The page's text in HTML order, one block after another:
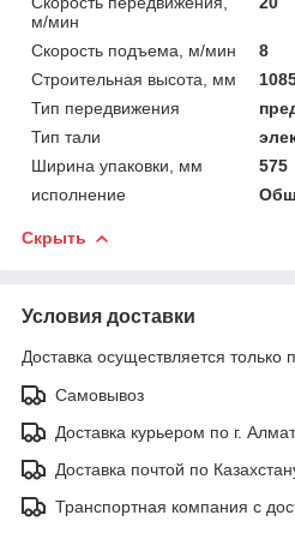
м/мин
Скорость подъема, м/мин
8
Строительная высота, мм
Тип передвижения
Тип тали
Ширина упаковки, мм
575
исполнение
Скрыть
Условия доставки
Доставка осуществляется только
Самовывоз
Доставка курьером по г.
Доставка почтой по
Транспортная компания с